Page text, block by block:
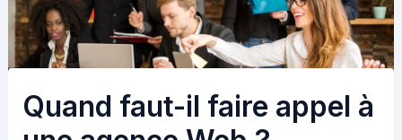
Quand faut-il faire appel à